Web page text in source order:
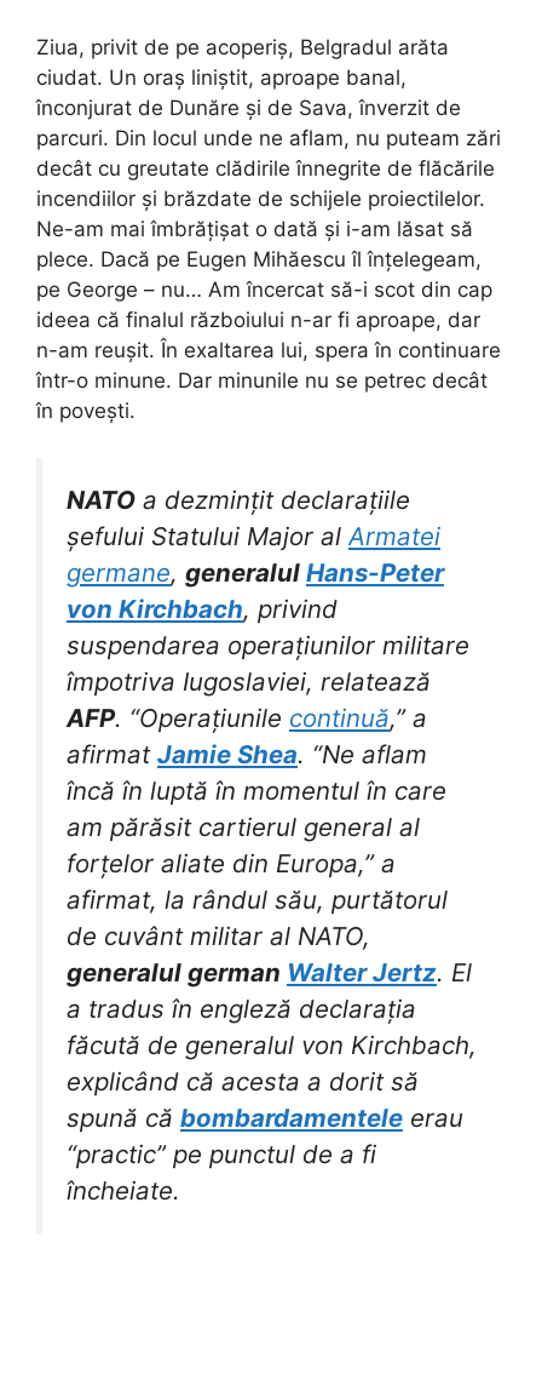
Ziua, privit de pe acoperiș, Belgradul arăta
ciudat. Un oraș liniștit, aproape banal,
înconjurat de Dunăre și de Sava, înverzit de
parcuri. Din locul unde ne aflam, nu puteam zări
decât cu greutate clădirile înnegrite de flăcările
incendiilor și brăzdate de schijele proiectilelor.
Ne-am mai îmbrățișat o dată și i-am lăsat să
plece. Dacă pe Eugen Mihăescu îl înțelegeam,
pe George – nu… Am încercat să-i scot din cap
ideea că finalul războiului n-ar fi aproape, dar
n-am reușit. În exaltarea lui, spera în continuare
într-o minune. Dar minunile nu se petrec decât
în povești.
NATO a dezmințit declarațiile
șefului Statului Major al Armatei
germane, generalul Hans-Peter
von Kirchbach, privind
suspendarea operațiunilor militare
împotriva Iugoslaviei, relatează
AFP. “Operațiunile continuă,” a
afirmat Jamie Shea. “Ne aflam
încă în luptă în momentul în care
am părăsit cartierul general al
forțelor aliate din Europa,” a
afirmat, la rândul său, purtătorul
de cuvânt militar al NATO,
generalul german Walter Jertz. El
a tradus în engleză declarația
făcută de generalul von Kirchbach,
explicând că acesta a dorit să
spună că bombardamentele erau
“practic” pe punctul de a fi
încheiate.